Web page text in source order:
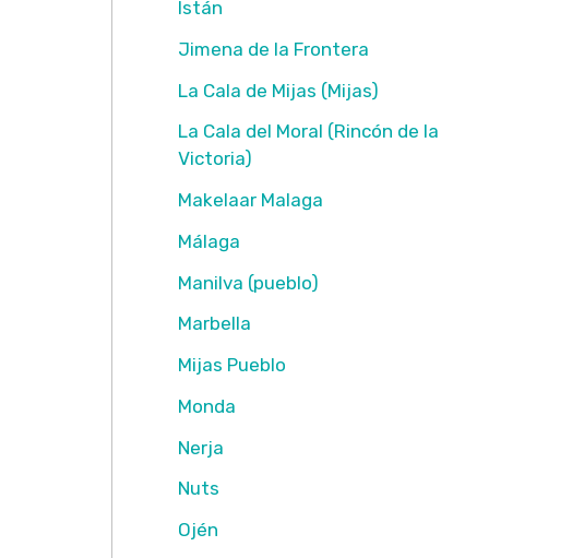
Istán
Jimena de la Frontera
La Cala de Mijas (Mijas)
La Cala del Moral (Rincón de la
Victoria)
Makelaar Malaga
Málaga
Manilva (pueblo)
Marbella
Mijas Pueblo
Monda
Nerja
Nuts
Ojén